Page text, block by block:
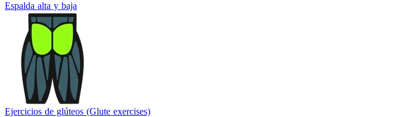
Espalda alta y baja
Ejercicios de glúteos (Glute exercises)